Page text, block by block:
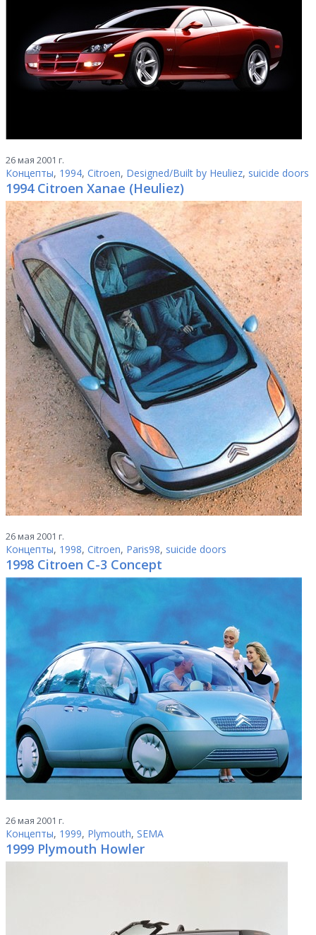
26 мая 2001 г.
Концепты, 1994, Citroen, Designed/Built by Heuliez, suicide doors
1994 Citroen Xanae (Heuliez)
26 мая 2001 г.
Концепты, 1998, Citroen, Paris98, suicide doors
1998 Citroen C-3 Concept
26 мая 2001 г.
Концепты, 1999, Plymouth, SEMA
1999 Plymouth Howler